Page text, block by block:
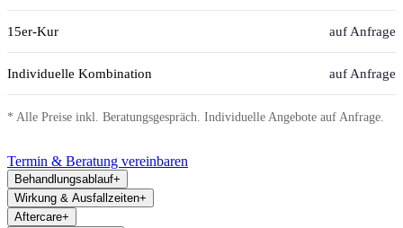
15er-Kur auf Anfrage
Individuelle Kombination auf Anfrage
* Alle Preise inkl. Beratungsgespräch. Individuelle Angebote auf Anfrage.
Termin & Beratung vereinbaren
Behandlungsablauf+
Wirkung & Ausfallzeiten+
Aftercare+